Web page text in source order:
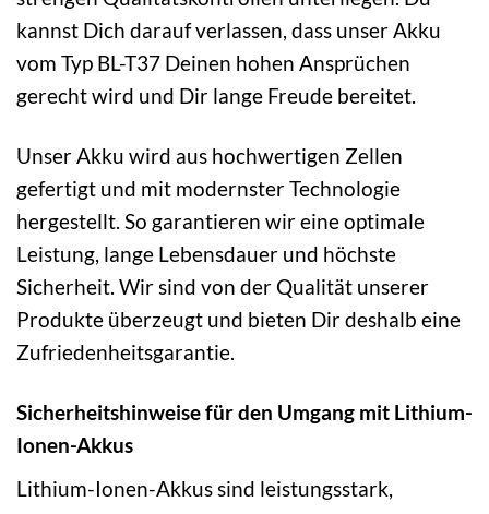
kannst Dich darauf verlassen, dass unser Akku
vom Typ BL-T37 Deinen hohen Ansprüchen
gerecht wird und Dir lange Freude bereitet.
Unser Akku wird aus hochwertigen Zellen
gefertigt und mit modernster Technologie
hergestellt. So garantieren wir eine optimale
Leistung, lange Lebensdauer und höchste
Sicherheit. Wir sind von der Qualität unserer
Produkte überzeugt und bieten Dir deshalb eine
Zufriedenheitsgarantie.
Sicherheitshinweise für den Umgang mit Lithium-
Ionen-Akkus
Lithium-Ionen-Akkus sind leistungsstark,